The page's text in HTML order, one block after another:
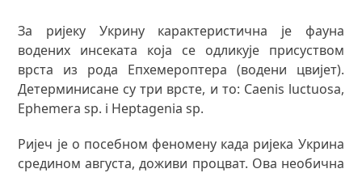
За ријеку Укрину карактеристична је фауна
водених инсеката која се одликује присуством
врста из рода Епхемероптера (водени цвијет).
Детерминисане су три врсте, и то: Caenis luctuosa,
Ephemera sp. i Heptagenia sp.
Ријеч је о посебном феномену када ријека Укрина
средином августа, доживи процват. Ова необична